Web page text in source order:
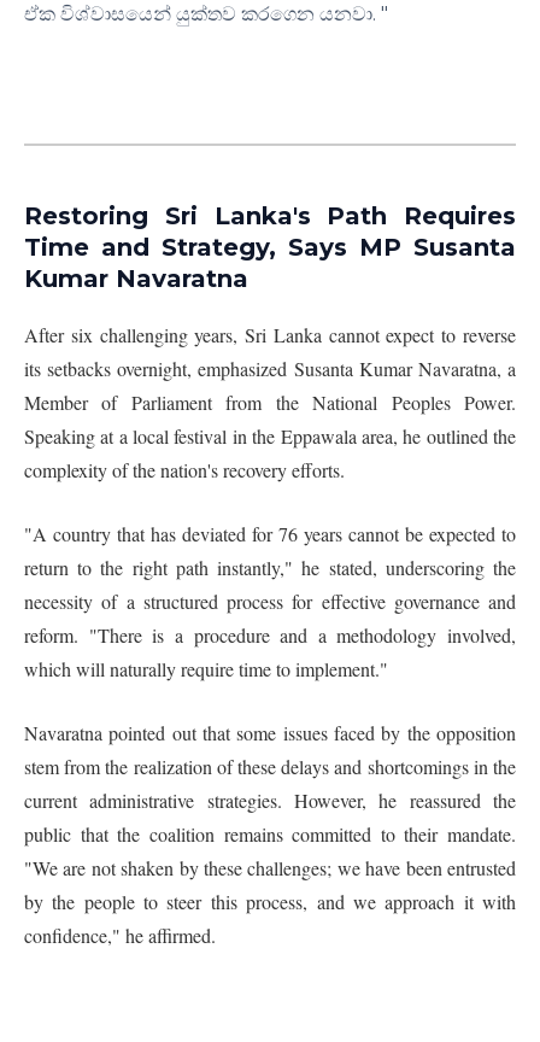
ඒක විශ්වාසයෙන් යුක්තව කරගෙන යනවා. "
Restoring Sri Lanka's Path Requires
Time and Strategy, Says MP Susanta
Kumar Navaratna
After six challenging years, Sri Lanka cannot expect to reverse
its setbacks overnight, emphasized Susanta Kumar Navaratna, a
Member of Parliament from the National Peoples Power.
Speaking at a local festival in the Eppawala area, he outlined the
complexity of the nation's recovery efforts.
"A country that has deviated for 76 years cannot be expected to
return to the right path instantly," he stated, underscoring the
necessity of a structured process for effective governance and
reform. "There is a procedure and a methodology involved,
which will naturally require time to implement."
Navaratna pointed out that some issues faced by the opposition
stem from the realization of these delays and shortcomings in the
current administrative strategies. However, he reassured the
public that the coalition remains committed to their mandate.
"We are not shaken by these challenges; we have been entrusted
by the people to steer this process, and we approach it with
confidence," he affirmed.